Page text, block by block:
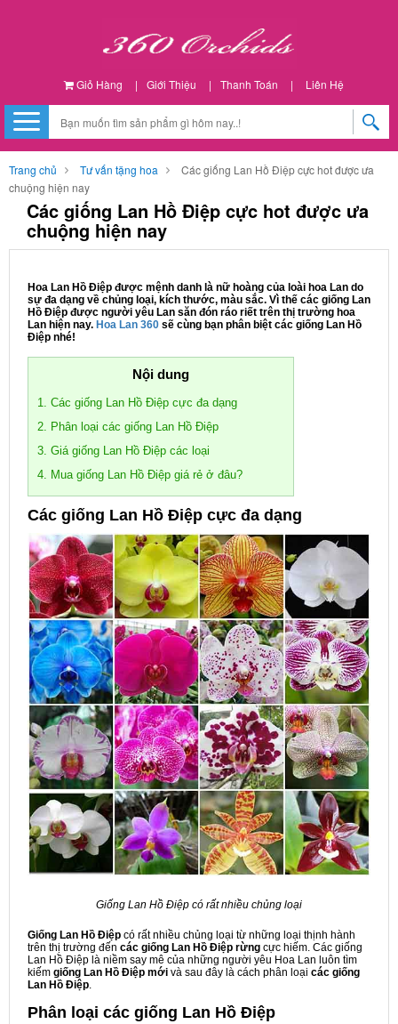
Giỏ Hàng | Giới Thiệu | Thanh Toán | Liên Hệ
Trang chủ Tư vấn tặng hoa
Các giống Lan Hồ Điệp cực hot được ưa
chuộng hiện nay
Các giống Lan Hồ Điệp cực hot được ưa
chuộng hiện nay
Hoa Lan Hồ Điệp được mệnh danh là nữ hoàng của loài hoa Lan do
sự đa dạng về chủng loại, kích thước, màu sắc. Vì thế các giống Lan
Hồ Điệp được người yêu Lan săn đón ráo riết trên thị trường hoa
Lan hiện nay. Hoa Lan 360 sẽ cùng bạn phân biệt các giống Lan Hồ
Điệp nhé!
Nội dung
1. Các giống Lan Hồ Điệp cực đa dạng
2. Phân loại các giống Lan Hồ Điệp
3. Giá giống Lan Hồ Điệp các loại
4. Mua giống Lan Hồ Điệp giá rẻ ở đâu?
Các giống Lan Hồ Điệp cực đa dạng
Giống Lan Hồ Điệp có rất nhiều chủng loại
Giống Lan Hồ Điệp có rất nhiều chủng loại từ những loại thịnh hành
trên thị trường đến các giống Lan Hồ Điệp rừng cực hiếm. Các giống
Lan Hồ Điệp là niềm say mê của những người yêu Hoa Lan luôn tìm
kiếm giống Lan Hồ Điệp mới và sau đây là cách phân loại các giống
Lan Hồ Điệp.
Phân loại các giống Lan Hồ Điệp